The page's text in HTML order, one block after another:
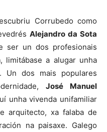
Corrubedo como
Alejandro da Sota
ser un dos profesionais
limitábase a alugar unha
Un dos mais populares
José Manuel
unha vivenda unifamiliar
arquitecto, xa falaba de
na paisaxe. Galego